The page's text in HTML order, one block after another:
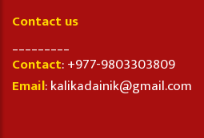
Contact us
Contact: +977-9803303809
Email: kalikadainik@gmail.com